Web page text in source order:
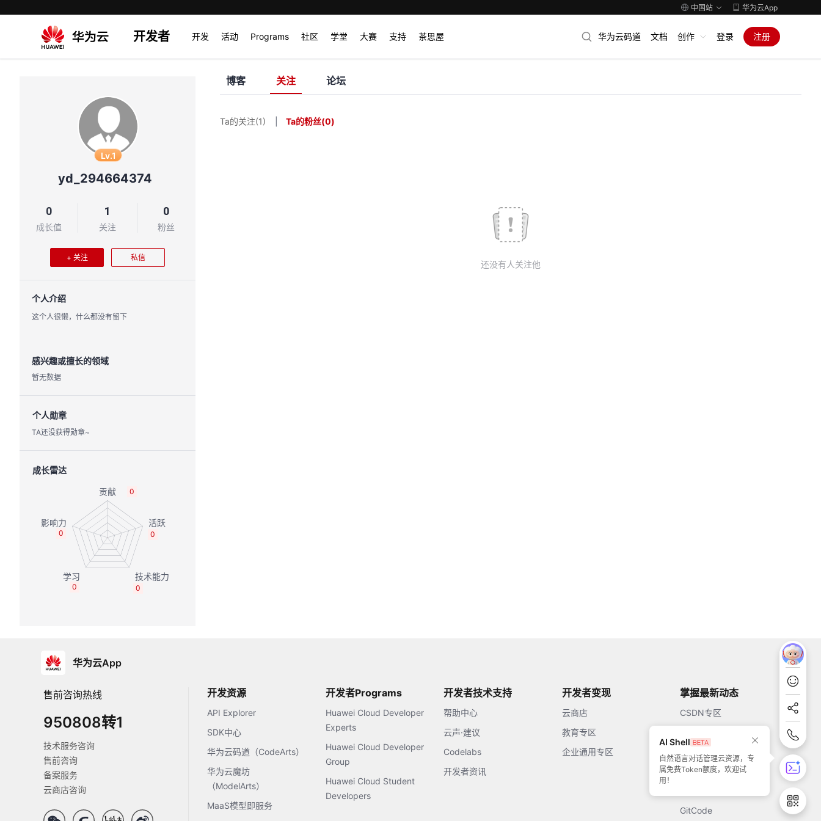
中国站 华为云App
开发者 开发 活动 Programs 社区 学堂 大赛 支持 茶思屋 华为云码道 文档 创作 登录 注册
AI Shell
自然语言对话管理云资源，专
属免费Token额度，欢迎试
用！
Lv.1
yd_294664374
0
成长值
1
关注
0
粉丝
+ 关注 私信
个人介绍
这个人很懒，什么都没有留下
感兴趣或擅长的领域
暂无数据
个人勋章
TA还没获得勋章~
成长雷达
0
0
0
0
0
博客 关注 论坛
Ta的关注(1) Ta的粉丝(0)
还没有人关注他
华为云App
售前咨询热线
950808转1
技术服务咨询
售前咨询
备案服务
云商店咨询
开发资源
API Explorer
SDK中心
华为云码道（CodeArts）
华为云魔坊
（ModelArts）
MaaS模型即服务
开发者Programs
Huawei Cloud Developer
Experts
Huawei Cloud Developer
Group
Huawei Cloud Student
Developers
开发者技术支持
帮助中心
云声·建议
Codelabs
开发者资讯
开发者变现
云商店
教育专区
企业通用专区
掌握最新动态
CSDN专区
51CTO
GitCode